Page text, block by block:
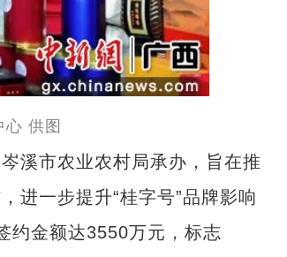
供图
溪市农业农村局承办，旨在推
进一步提升“桂字号”品牌影响
约金额达3550万元，标志